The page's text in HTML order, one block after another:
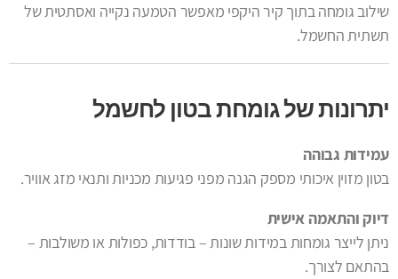
שילוב גומחה בתוך קיר היקפי מאפשר הטמעה נקייה ואסתטית של
תשתית החשמל.
יתרונות של גומחת בטון לחשמל
עמידות גבוהה
בטון מזוין איכותי מספק הגנה מפני פגיעות מכניות ותנאי מזג אוויר.
דיוק והתאמה אישית
ניתן לייצר גומחות במידות שונות – בודדות, כפולות או משולבות –
בהתאם לצורך.